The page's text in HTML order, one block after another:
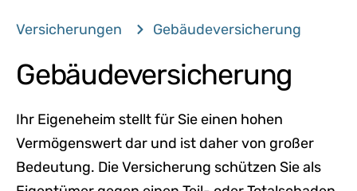
Versicherungen Gebäudeversicherung
Gebäudeversicherung
Ihr Eigeneheim stellt für Sie einen hohen
Vermögenswert dar und ist daher von großer
Bedeutung. Die Versicherung schützen Sie als